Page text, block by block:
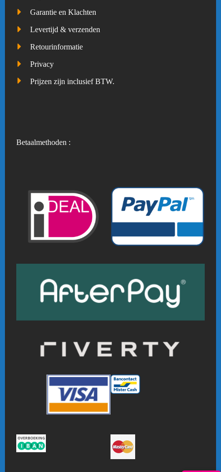
Garantie en Klachten
Levertijd & verzenden
Retourinformatie
Privacy
Prijzen zijn inclusief BTW.
Betaalmethoden :